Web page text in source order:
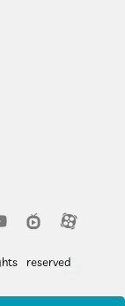
reserved